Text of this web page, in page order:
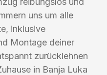
uns um alle
inklusive
Montage deiner
zurücklehnen
in Banja Luka